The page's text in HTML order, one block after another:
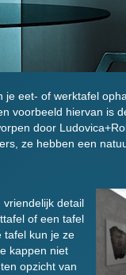
eet- of werktafel
voorbeeld hiervan is
door
ze hebben een
detail
of een tafel
tafel kun je ze
kappen niet
opzicht van